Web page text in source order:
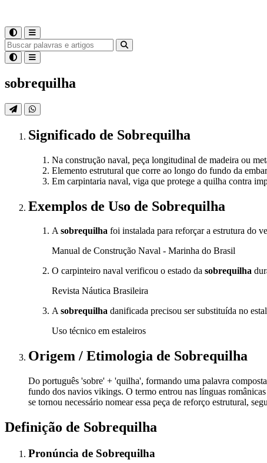
sobrequilha
Significado de Sobrequilha
Na construção naval, peça longitudinal de madeira ou
Elemento estrutural que corre ao longo do fundo da
Em carpintaria naval, viga que protege a quilha contra
Exemplos de Uso de Sobrequilha
Asobrequilha foi instalada para reforçar a estrutura do
Manual de Construção Naval - Marinha do Brasil
O carpinteiro naval verificou o estado da sobrequilha
Revista Náutica Brasileira
Asobrequilha danificada precisou ser substituída no
Uso técnico em estaleiros
Origem / Etimologia de Sobrequilha
Do português 'sobre' + 'quilha', formando uma palavra
fundo dos navios vikings. O termo entrou nas línguas
se tornou necessário nomear essa peça de reforço estrutural,
Definição de Sobrequilha
Pronúncia de Sobrequilha